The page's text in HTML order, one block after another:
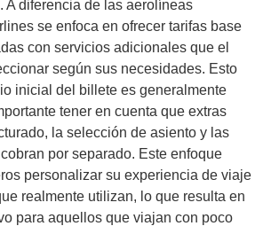
A diferencia de las aerolíneas
se enfoca en ofrecer tarifas base
con servicios adicionales que el
según sus necesidades. Esto
inicial del billete es generalmente
tener en cuenta que extras
la selección de asiento y las
por separado. Este enfoque
personalizar su experiencia de viaje
realmente utilizan, lo que resulta en
para aquellos que viajan con poco